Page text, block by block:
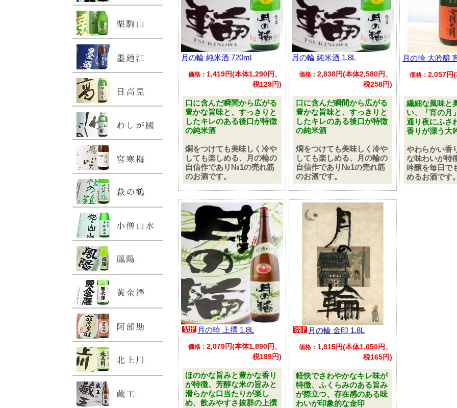
月の輪 純米酒 720ml
価格： 1,419円(本体1,290円、
税129円)
口に含んだ瞬間から広がる
豊かな旨味と、すっきりと
したキレのある後口が特徴
の純米酒
燗をつけても美味しく冷や
しても楽しめる、月の輪の
自信作であり№1の売れ筋
のお酒です。
月の輪 純米酒 1.8L
価格： 2,838円(本体2,580円、
税258円)
口に含んだ瞬間から広がる
豊かな旨味と、すっきりと
したキレのある後口が特徴
の純米酒
燗をつけても美味しく冷や
しても楽しめる、月の輪の
自信作であり№1の売れ筋
のお酒です。
月の輪 大吟醸
価格： 2,057円
繊細な風味と
い、「宵の月
通り夜にふさ
香りが漂う大
やわらかい香
な味わいが特
吟醸を毎日で
めるお酒です
月の輪 上撰 1.8L
価格： 2,079円(本体1,890円、
税189円)
ほのかな旨みと豊かな香り
が特徴、芳醇な米の旨みと
滑らかな口当たりが楽し
め、飲みやすさ抜群の上撰
月の輪 金印 1.8L
価格： 1,815円(本体1,650円、
税165円)
軽快でさわやかなキレ味が
特徴、ふくらみのある旨み
が際立つ、存在感のある味
わいが印象的な金印